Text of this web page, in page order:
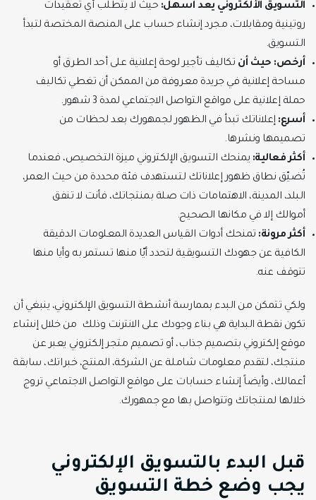
التسويق الألكتروني يعد أسهل: حيث لا يتطلب أي تعقيدات
روتينية ومقابلات، مجرد إنشاء حساب على المنصة المختصة لتبدأ
التسويق.
أرخص: حيث أن تكاليف تأجير لوحة إعلانية على أحد الطرق أو
مساحة إعلانية في جريدة معروفة من الممكن أن تغطي تكاليف
حملة إعلانية على مواقع التواصل الاجتماعي لمدة 3 شهور.
أسرع:إعلاناتك تبدأ في الظهور لجمهورك بعد لحظات من
تصميمها ونشرها.
أكثر فعالية: يمنحك التسويق الإلكتروني ميزة التخصيص، فعندما
تُضيّق نطاق ظهور إعلاناتك لتستهدف فئة محددة من حيث العمر،
البلد، المدينة، الاهتمامات ذات صلة بمنتجاتك، فأنت لا تنفق
أموالك إلا في مكانها الصحيح.
أكثر مرونة: تمنحك أدوات القياس العديدة المعلومات الدقيقة
الكافية عن جهودك التسويقية لتحدد أيّا منها تستمر به وأيا منها
تتوقف عنه.
ولكي تتمكن من البدء بممارسة أنشطة التسويق الإلكتروني، ينبغي أن
تكون نقطة البداية هي بناء وجودك على الانترنت وذلك من خلال إنشاء
موقع إلكتروني بتصميم جذاب، أو تصميم متجر إلكتروني يعبر عن
منتجك، لتقدم معلومات شاملة عن الشركة، المنتج، خبراتك، سابقة
أعمالك، وأيضاً إنشاء حسابات على مواقع التواصل الاجتماعي تروج
خلالها لمنتجاتك وتتواصل بها مع جمهورك.
قبل البدء بالتسويق الإلكتروني
يجب وضع خطة التسويق